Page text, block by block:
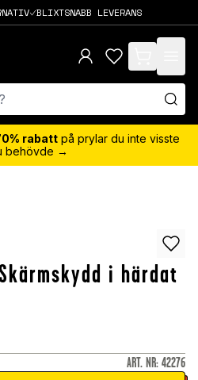
BLIXTSNABB LEVERANS
items in cart,
rabatt på prylar du inte visste
behövde →
i härdat
ART. NR: 42276